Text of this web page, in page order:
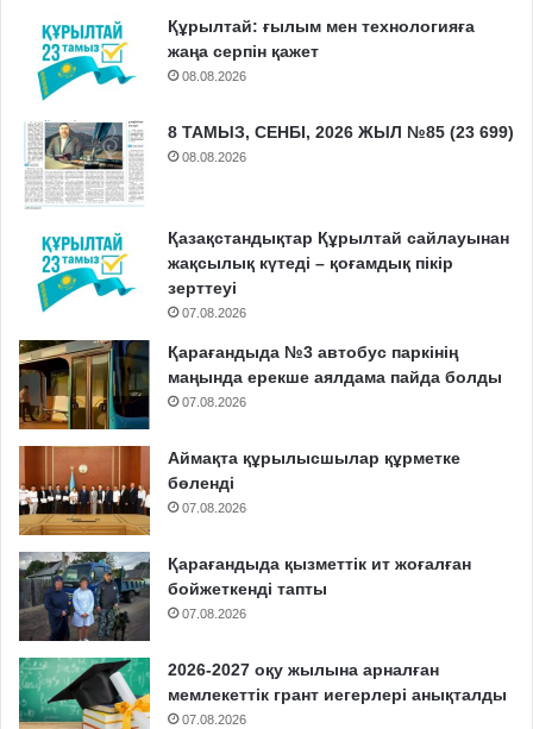
Құрылтай: ғылым мен технологияға
жаңа серпін қажет
08.08.2026
8 ТАМЫЗ, СЕНБІ, 2026 ЖЫЛ №85 (23 699)
08.08.2026
Қазақстандықтар Құрылтай сайлауынан
жақсылық күтеді – қоғамдық пікір
зерттеуі
07.08.2026
Қарағандыда №3 автобус паркінің
маңында ерекше аялдама пайда болды
07.08.2026
Аймақта құрылысшылар құрметке
бөленді
07.08.2026
Қарағандыда қызметтік ит жоғалған
бойжеткенді тапты
07.08.2026
2026-2027 оқу жылына арналған
мемлекеттік грант иегерлері анықталды
07.08.2026